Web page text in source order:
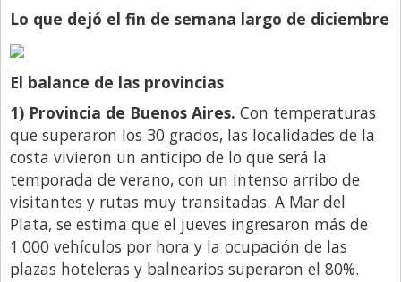
Lo que dejó el fin de semana largo de diciembre
El balance de las provincias
1) Provincia de Buenos Aires. Con temperaturas
que superaron los 30 grados, las localidades de la
costa vivieron un anticipo de lo que será la
temporada de verano, con un intenso arribo de
visitantes y rutas muy transitadas. A Mar del
Plata, se estima que el jueves ingresaron más de
1.000 vehículos por hora y la ocupación de las
plazas hoteleras y balnearios superaron el 80%.